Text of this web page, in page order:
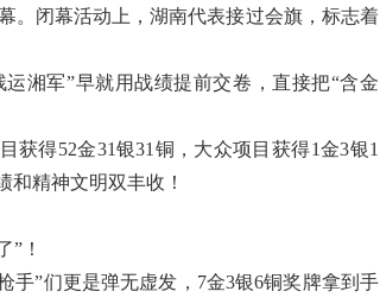
。闭幕活动上，湖南代表接过会旗，标志着
湘军”早就用战绩提前交卷，直接把“含金
获得52金31银31铜，大众项目获得1金3银1
和精神文明双丰收！
”！
手”们更是弹无虚发，7金3银6铜奖牌拿到手